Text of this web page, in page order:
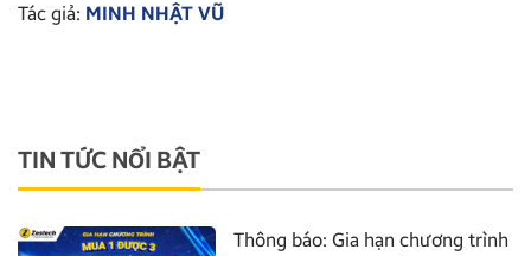
Tác giả: MINH NHẬT VŨ
TIN TỨC NỔI BẬT
Thông báo: Gia hạn chương trình